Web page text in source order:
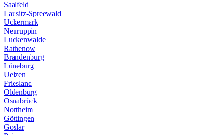
Saalfeld
Lausitz-Spreewald
Uckermark
Neuruppin
Luckenwalde
Rathenow
Brandenburg
Lüneburg
Uelzen
Friesland
Oldenburg
Osnabrück
Northeim
Göttingen
Goslar